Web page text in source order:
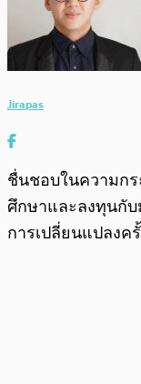
Jirapas
ชื่นชอบในความก
ศึกษาและลงทุนกับ
การเปลี่ยนแปลงค